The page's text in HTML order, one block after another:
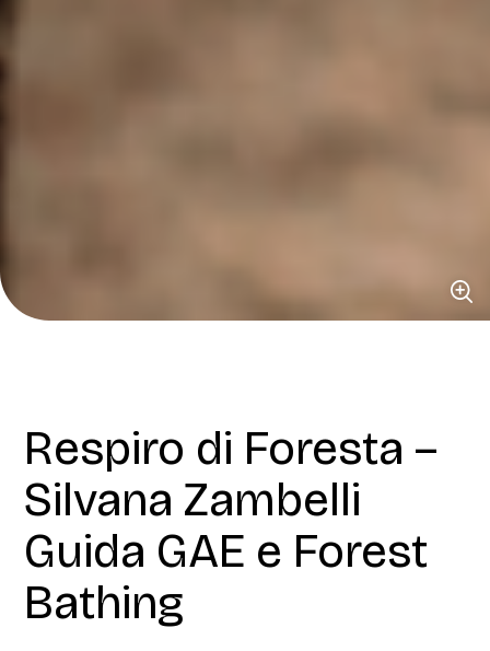
Respiro di Foresta –
Silvana Zambelli
Guida GAE e Forest
Bathing